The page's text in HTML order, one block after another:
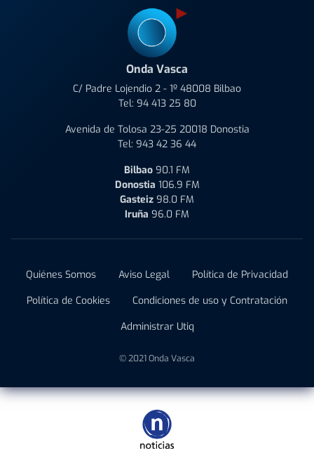
Onda Vasca
C/ Padre Lojendio 2 - 1º 48008 Bilbao
Tel: 94 413 25 80
Avenida de Tolosa 23-25 20018 Donostia
Tel: 943 42 36 44
Bilbao 90.1 FM
Donostia 106.9 FM
Gasteiz 98.0 FM
Iruña 96.0 FM
Quiénes Somos Aviso Legal
Política de Privacidad
Política de Cookies
Condiciones de uso y Contratación
Administrar Utiq
© 2021 Onda Vasca